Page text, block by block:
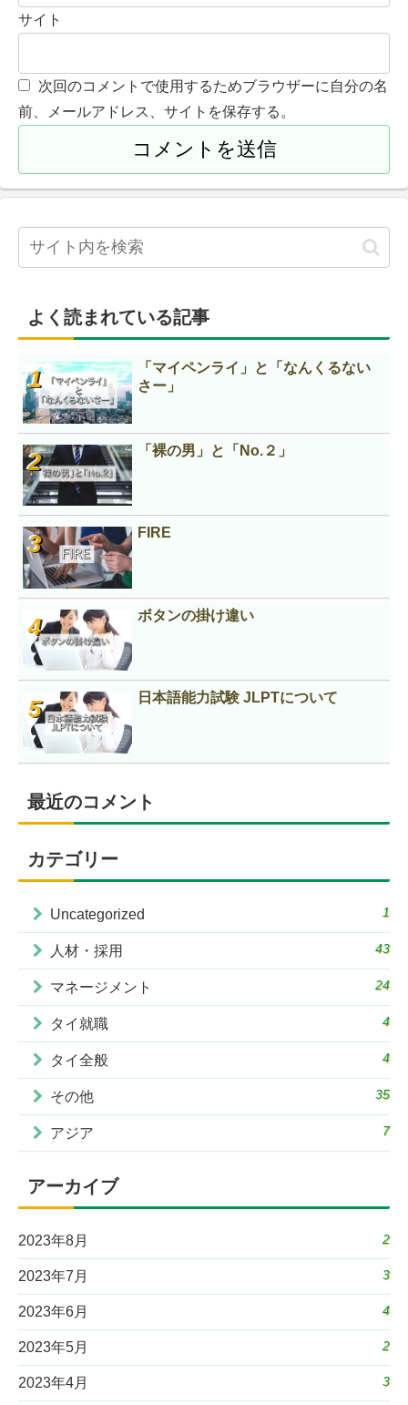
サイト
次回のコメントで使用するためブラウザーに自分の名
前、メールアドレス、サイトを保存する。
よく読まれている記事
「マイペンライ」と「なんくるない
さー」
「裸の男」と「No.２」
FIRE
ボタンの掛け違い
日本語能力試験 JLPTについて
最近のコメント
カテゴリー
Uncategorized 1
人材・採用 43
マネージメント 24
タイ就職 4
タイ全般 4
その他 35
アジア 7
アーカイブ
2023年8月 2
2023年7月 3
2023年6月 4
2023年5月 2
2023年4月 3